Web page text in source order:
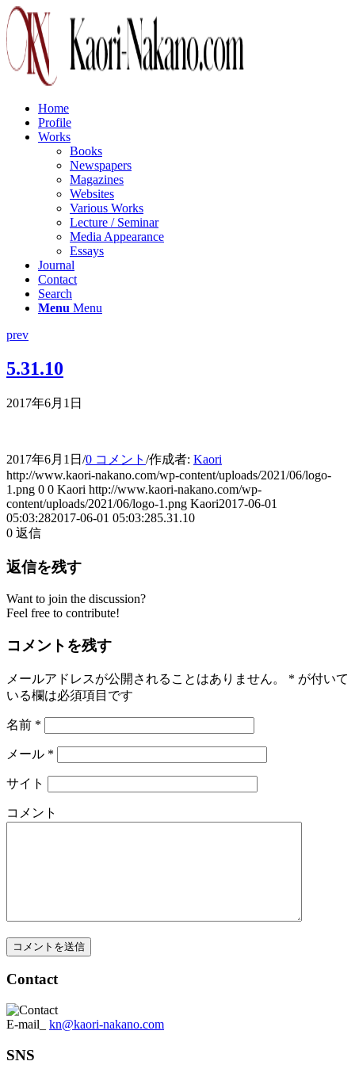
Home
Profile
Works
Books
Newspapers
Magazines
Websites
Various Works
Lecture / Seminar
Media Appearance
Essays
Journal
Contact
Search
Menu Menu
prev
5.31.10
2017年6月1日
2017年6月1日 /0 コメント /作成者: Kaori
http://www.kaori-nakano.com/wp-content/uploads/2021/06/logo-
1.png 0 0 Kaori http://www.kaori-nakano.com/wp-
content/uploads/2021/06/logo-1.png Kaori2017-06-01
05:03:282017-06-01 05:03:285.31.10
0 返信
返信を残す
Want to join the discussion?
Feel free to contribute!
コメントを残す
メールアドレスが公開されることはありません。 * が付いて
いる欄は必須項目です
名前 *
メール *
サイト
コメント
Contact
E-mail_ kn@kaori-nakano.com
SNS